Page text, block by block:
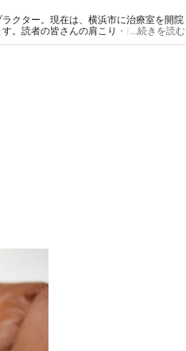
クター。現在は、横浜市に治療室を開院
。読者の皆さんの肩こり・腰痛の緩和や
...続きを読む